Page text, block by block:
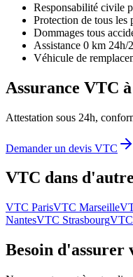
Responsabilité civile
Protection de tous les
Dommages tous
Assistance 0 km 24h/
Véhicule de
Assurance VTC à
Attestation sous 24h,
Demander un devis VTC
VTC dans
VTC ParisVTC Marseille
NantesVTC StrasbourgVTC
Besoin d'assurer